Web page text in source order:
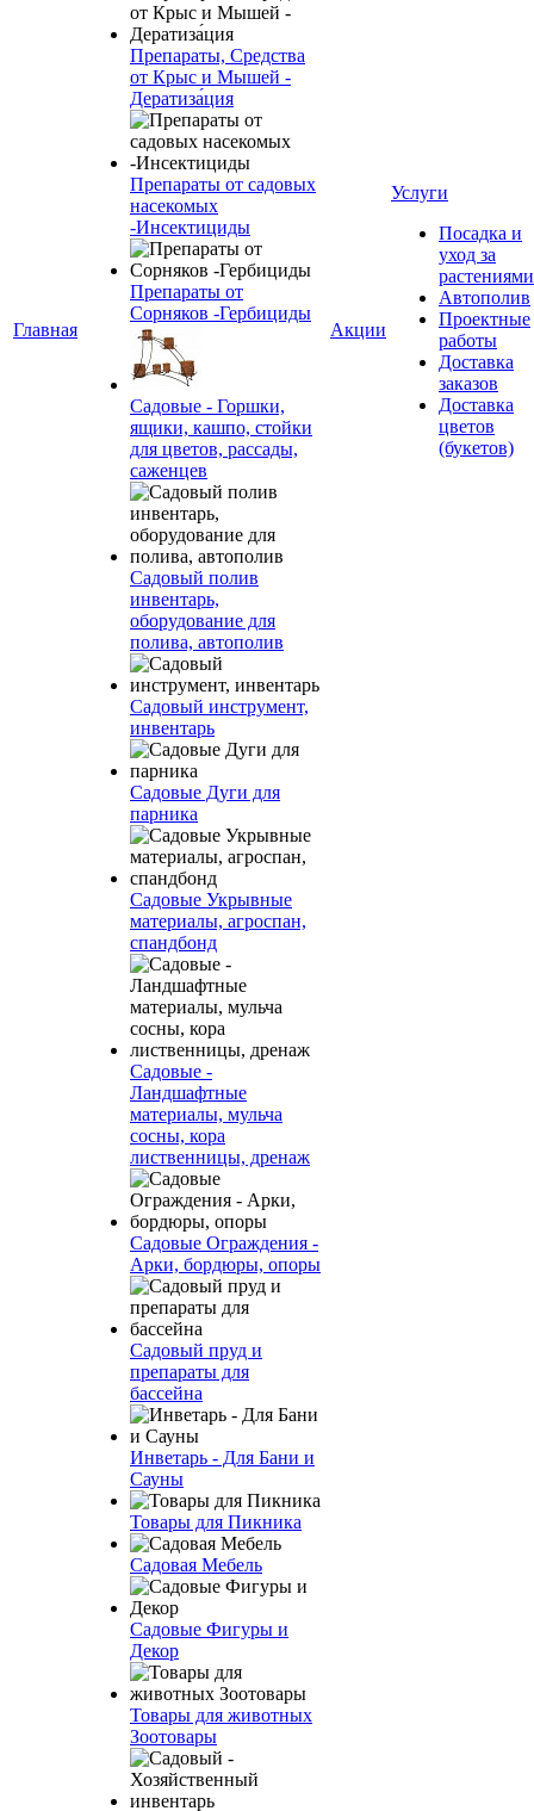
Главная
Препараты, Средства
от Крыс и Мышей -
Дератиза́ция
Препараты от садовых
насекомых
-Инсектициды
Препараты от
Сорняков -Гербициды
Садовые - Горшки,
ящики, кашпо, стойки
для цветов, рассады,
саженцев
Садовый полив
инвентарь,
оборудование для
полива, автополив
Садовый инструмент,
инвентарь
Садовые Дуги для
парника
Садовые Укрывные
материалы, агроспан,
спандбонд
Садовые -
Ландшафтные
материалы, мульча
сосны, кора
лиственницы, дренаж
Садовые Ограждения -
Арки, бордюры, опоры
Садовый пруд и
препараты для
бассейна
Инветарь - Для Бани и
Сауны
Товары для Пикника
Садовая Мебель
Садовые Фигуры и
Декор
Товары для животных
Зоотовары
Акции
Услуги
Посадка и
уход за
растениями
Автополив
Проектные
работы
Доставка
заказов
Доставка
цветов
(букетов)